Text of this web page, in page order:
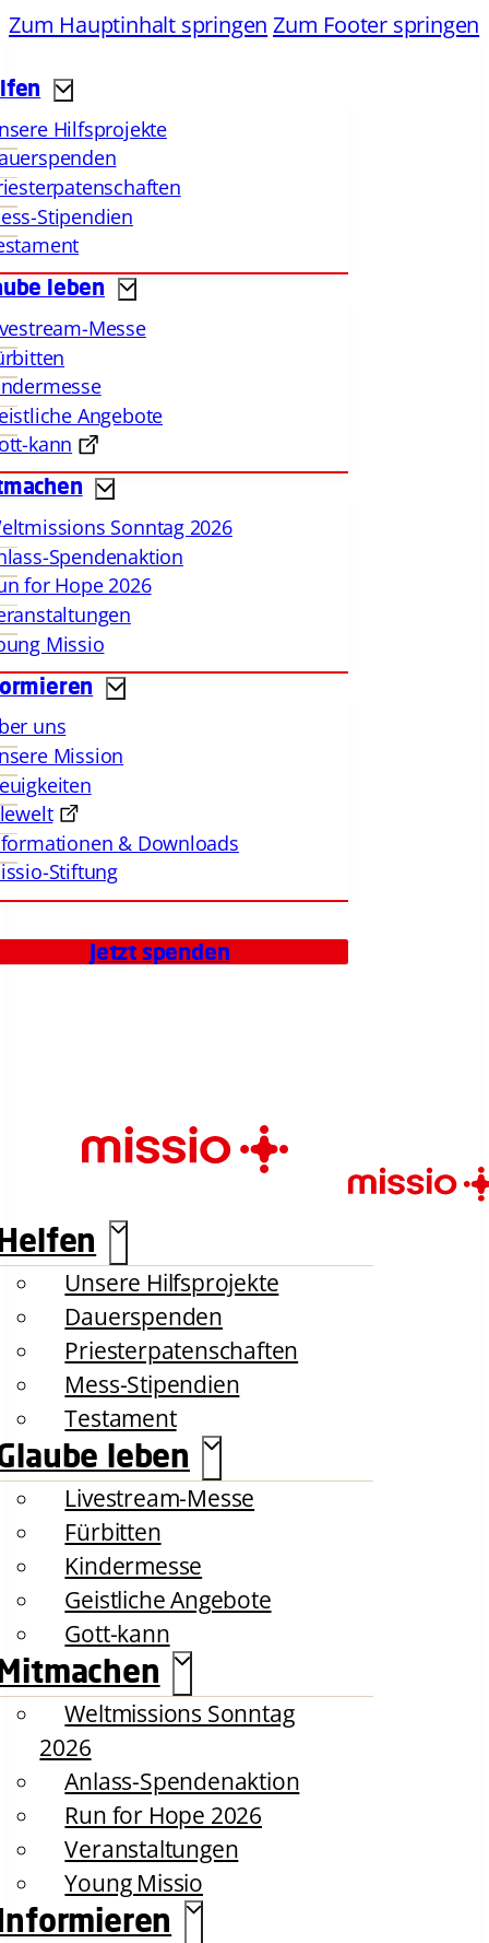
Zum Hauptinhalt springen Zum Footer springen
Hilfsprojekte
Stipendien
leben
Messe
Angebote
kann
Sonntag 2026
Spendenaktion
for Hope 2026
Missio
uns
Mission
& Downloads
Stiftung
Jetzt spenden
Unsere Hilfsprojekte
Dauerspenden
Priesterpatenschaften
Mess-Stipendien
Testament
leben
Livestream-Messe
Fürbitten
Kindermesse
Geistliche Angebote
Gott-kann
Weltmissions Sonntag
2026
Anlass-Spendenaktion
Run for Hope 2026
Veranstaltungen
Young Missio